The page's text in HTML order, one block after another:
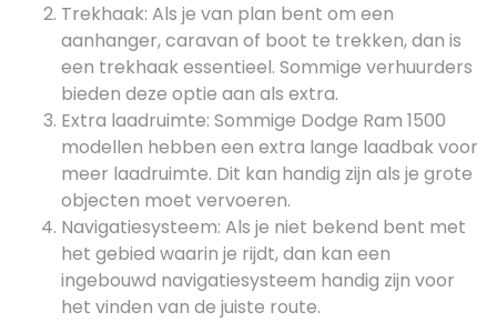
Trekhaak: Als je van plan bent om een
aanhanger, caravan of boot te trekken, dan is
een trekhaak essentieel. Sommige verhuurders
bieden deze optie aan als extra.
Extra laadruimte: Sommige Dodge Ram 1500
modellen hebben een extra lange laadbak voor
meer laadruimte. Dit kan handig zijn als je grote
objecten moet vervoeren.
Navigatiesysteem: Als je niet bekend bent met
het gebied waarin je rijdt, dan kan een
ingebouwd navigatiesysteem handig zijn voor
het vinden van de juiste route.